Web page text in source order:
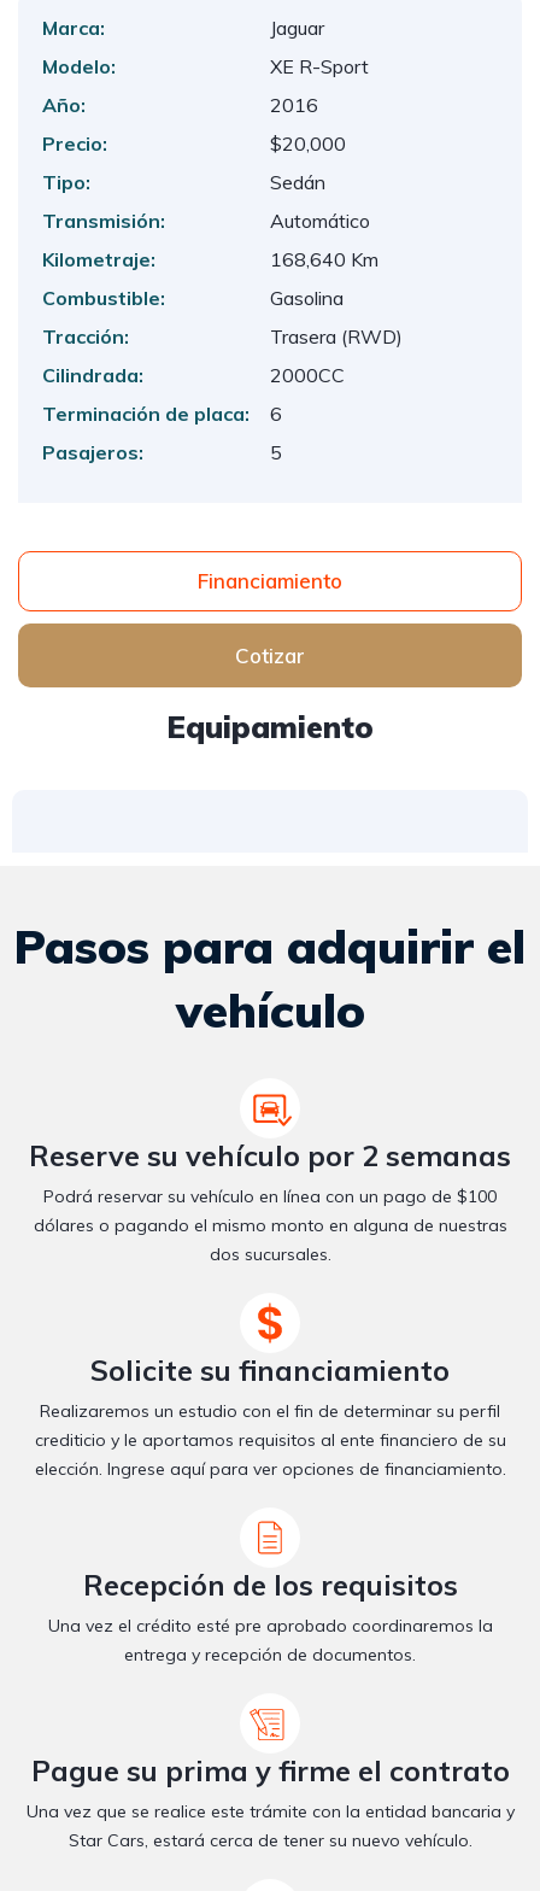
Marca:
Jaguar
Modelo:
XE R-Sport
Año:
2016
Precio:
$20,000
Tipo:
Sedán
Transmisión:
Automático
Kilometraje:
168,640 Km
Combustible:
Gasolina
Tracción:
Trasera (RWD)
Cilindrada:
2000CC
Terminación de placa:
6
Pasajeros:
5
Financiamiento
Cotizar
Equipamiento
Pasos para adquirir el
vehículo
Reserve su vehículo por 2 semanas
Podrá reservar su vehículo en línea con un pago de $100
dólares o pagando el mismo monto en alguna de nuestras
dos sucursales.
Solicite su financiamiento
Realizaremos un estudio con el fin de determinar su perfil
crediticio y le aportamos requisitos al ente financiero de su
elección. Ingrese aquí para ver opciones de financiamiento.
Recepción de los requisitos
Una vez el crédito esté pre aprobado coordinaremos la
entrega y recepción de documentos.
Pague su prima y firme el contrato
Una vez que se realice este trámite con la entidad bancaria y
Star Cars, estará cerca de tener su nuevo vehículo.